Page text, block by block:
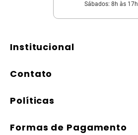
Sábados: 8h às 17h
Institucional
Contato
Políticas
Formas de Pagamento